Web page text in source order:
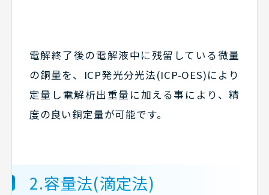
電解終了後の電解液中に残留している微量
の銅量を、ICP発光分光法(ICP-OES)により
定量し電解析出重量に加える事により、精
度の良い銅定量が可能です。
2.容量法(滴定法)